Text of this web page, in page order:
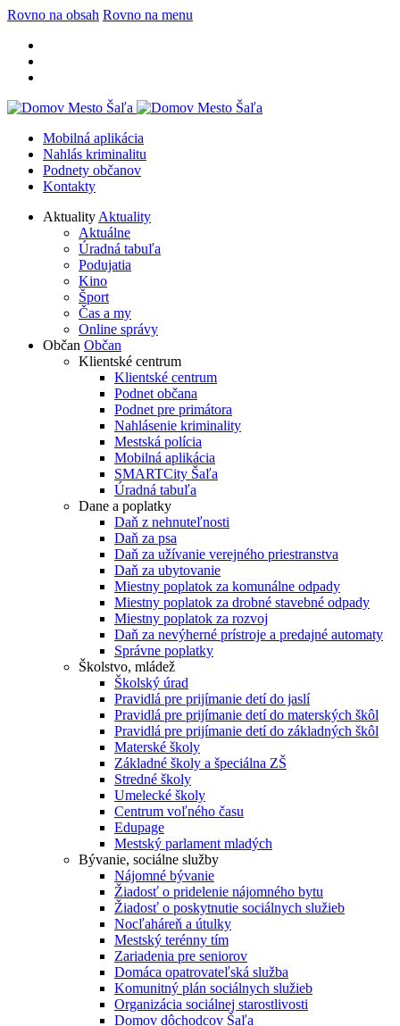
Rovno na obsah Rovno na menu
Mobilná aplikácia
Nahlás kriminalitu
Podnety občanov
Kontakty
Aktuality Aktuality
Aktuálne
Úradná tabuľa
Podujatia
Kino
Šport
Čas a my
Online správy
Občan Občan
Klientské centrum
Klientské centrum
Podnet občana
Podnet pre primátora
Nahlásenie kriminality
Mestská polícia
Mobilná aplikácia
SMARTCity Šaľa
Úradná tabuľa
Dane a poplatky
Daň z nehnuteľnosti
Daň za psa
Daň za užívanie verejného priestranstva
Daň za ubytovanie
Miestny poplatok za komunálne odpady
Miestny poplatok za drobné stavebné odpady
Miestny poplatok za rozvoj
Daň za nevýherné prístroje a predajné automaty
Správne poplatky
Školstvo, mládež
Školský úrad
Pravidlá pre prijímanie detí do jaslí
Pravidlá pre prijímanie detí do materských škôl
Pravidlá pre prijímanie detí do základných škôl
Materské školy
Základné školy a špeciálna ZŠ
Stredné školy
Umelecké školy
Centrum voľného času
Edupage
Mestský parlament mladých
Bývanie, sociálne služby
Nájomné bývanie
Žiadosť o pridelenie nájomného bytu
Žiadosť o poskytnutie sociálnych služieb
Nocľaháreň a útulky
Mestský terénny tím
Zariadenia pre seniorov
Domáca opatrovateľská služba
Komunitný plán sociálnych služieb
Organizácia sociálnej starostlivosti
Domov dôchodcov Šaľa